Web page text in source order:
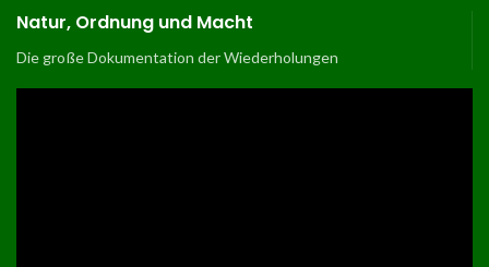
Natur, Ordnung und Macht
Die große Dokumentation der Wiederholungen